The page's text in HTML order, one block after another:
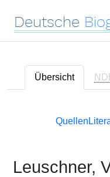
Deutsche
Übersicht
Quellen
Leuschner,